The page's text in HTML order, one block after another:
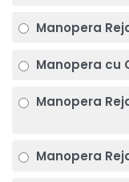
Manopera
Manopera cu
Manopera
Manopera